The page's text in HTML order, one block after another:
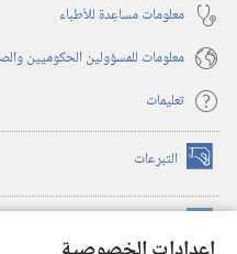
معلومات مساعِدة للأطباء
معلومات للمسؤولين الحكوميين
تعليمات
التبرعات (يفتح
نافذة
(يفتح